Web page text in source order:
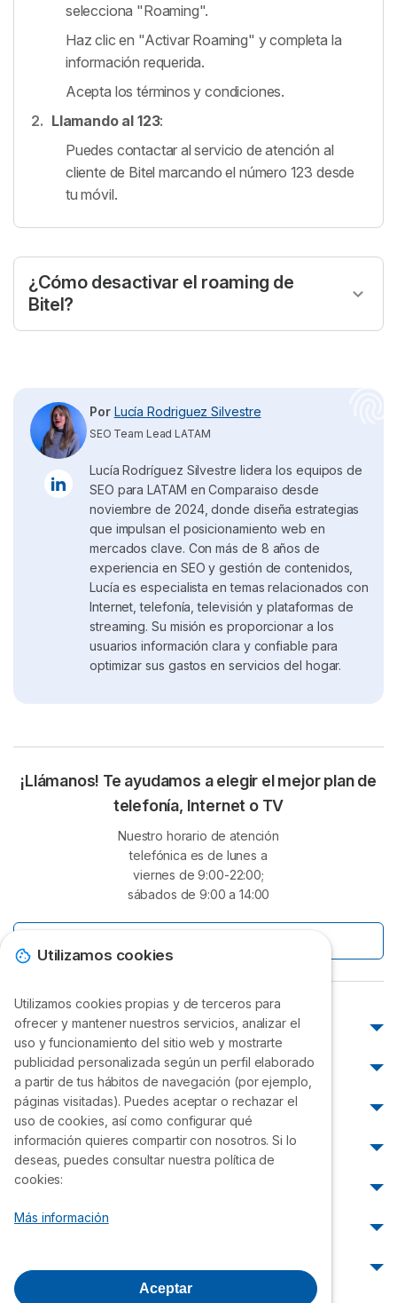
selecciona "Roaming".
Haz clic en "Activar Roaming" y completa la
información requerida.
Acepta los términos y condiciones.
Llamando al 123:
Puedes contactar al servicio de atención al
cliente de Bitel marcando el número 123 desde
tu móvil.
¿Cómo desactivar el roaming de
Bitel?
Ingresa a la sección "ajustes" o "configuración".
Puedes consultar el estado de itinerancia y
desactivar la opción de Roaming Bitel si lo deseas.
¿Qué es la itinerancia de datos?La itinerancia
de datos, o
data roaming
, es un servicio que
permite a tu dispositivo móvil conectarse a redes
de datos mientras estás fuera de tu país o fuera de
la cobertura de tu operador habitual. Esto te
permite seguir usando internet para navegar, enviar
mensajes, usar aplicaciones y más, aunque estés
en el extranjero.
Cuando usas la itinerancia, tu operador colabora
suelen ser más altos que los de tu plan local, por lo
de paquetes antes de viajar.
Por Lucía Rodriguez Silvestre
SEO Team Lead LATAM
Lucía Rodríguez Silvestre lidera los equipos de
SEO para LATAM en Comparaiso desde
noviembre de 2024, donde diseña estrategias
que impulsan el posicionamiento web en
mercados clave. Con más de 8 años de
experiencia en SEO y gestión de contenidos,
Lucía es especialista en temas relacionados con
Internet, telefonía, televisión y plataformas de
streaming. Su misión es proporcionar a los
usuarios información clara y confiable para
optimizar sus gastos en servicios del hogar.
¡Llámanos! Te ayudamos a elegir el mejor plan de
telefonía, Internet o TV
Nuestro horario de atención
telefónica es de lunes a
viernes de 9:00-22:00;
sábados de 9:00 a 14:00
Atención al cliente
Atención al cliente Movistar
Atención al cliente Claro
Atención al cliente Bitel
Atención al cliente Entel
Atención al cliente WIN
Atención al cliente WOW
Atención al cliente DIRECTV
¿Cómo pagar?
Pagar Movistar
Pagar Claro
Pagar Entel
Pagar WOW
Cobertura
Cobertura Perú
Cobertura Movistar
Cobertura Bitel
Cobertura WIN
Cobertura WOW
Reclamos
Reclamos Movistar
Reclamos WIN
¿Cómo saber mi número?
¿Cómo saber mi número Movistar?
¿Cómo saber mi número Bitel?
¿Cómo saber mi número Entel?
Cancelar
Cancelar Claro
Opiniones
Opiniones Movistar
Utilizamos cookies
Utilizamos cookies propias y de terceros para
ofrecer y mantener nuestros servicios, analizar el
uso y funcionamiento del sitio web y mostrarte
publicidad personalizada según un perfil elaborado
a partir de tus hábitos de navegación (por ejemplo,
páginas visitadas). Puedes aceptar o rechazar el
uso de cookies, así como configurar qué
información quieres compartir con nosotros. Si lo
deseas, puedes consultar nuestra política de
cookies:
Más información
Aceptar